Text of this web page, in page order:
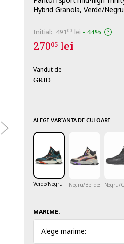
Hybrid Granola, Verde/Negru
Initial: 491 00 lei - 44%
27005lei
Vandut de
GRID
ALEGE VARIANTA DE CULOARE:
Verde/Negru Negru/Bej deschisNegru/
MARIME:
Alege marime: